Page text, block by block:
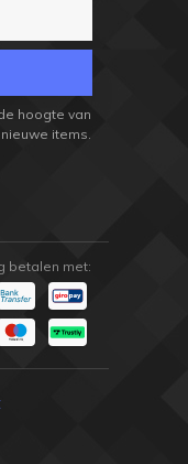
hoogte van
items.
betalen met: